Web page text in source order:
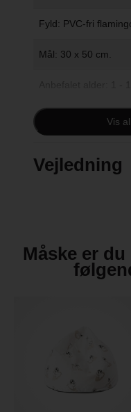
Fyld: PVC-fri
Mål: 30 x 50 cm.
Vask: 40 grader
Vægt: 600 g
Vis
Vejledning
Måske er